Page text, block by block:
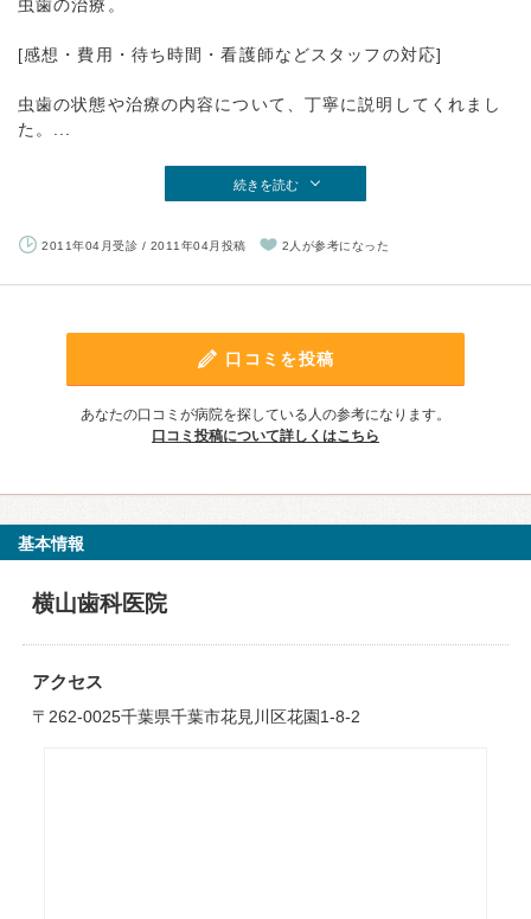
虫歯の治療。
[感想・費用・待ち時間・看護師などスタッフの対応]
虫歯の状態や治療の内容について、丁寧に説明してくれまし
た。...
続きを読む
2011年04月受診 / 2011年04月投稿 2人が参考になった
口コミを投稿
あなたの口コミが病院を探している人の参考になります。
口コミ投稿について詳しくはこちら
基本情報
横山歯科医院
アクセス
〒262-0025千葉県千葉市花見川区花園1-8-2